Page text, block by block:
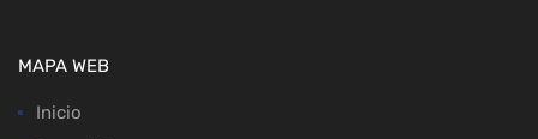
MAPA WEB
Inicio